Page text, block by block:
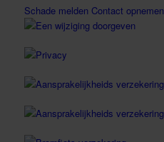
Schade melden Contact opnemen
Een wijziging doorgeven
Privacy
Aansprakelijkheids verzekering
Aansprakelijkheids verzekering